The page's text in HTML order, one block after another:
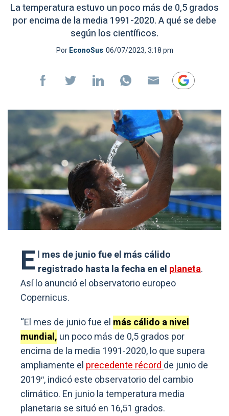
La temperatura estuvo un poco más de 0,5 grados
por encima de la media 1991-2020. A qué se debe
según los científicos.
PorEconoSus 06/07/2023, 3:18 pm
E l mes de junio fue el más cálido
registrado hasta la fecha en el planeta.
Así lo anunció el observatorio europeo
Copernicus.
“El mes de junio fue el más cálido a nivel
mundial, un poco más de 0,5 grados por
encima de la media 1991-2020, lo que supera
ampliamente el precedente récordde junio de
2019″, indicó este observatorio del cambio
climático. En junio la temperatura media
planetaria se situó en 16,51 grados.